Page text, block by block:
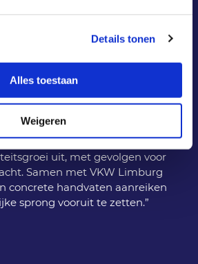
Details tonen
Alles toestaan
Weigeren
een unieke kans om hun
een stevige impuls te geven,”
Senior Director bij
Zonder gerichte
en automatisering
uit, met gevolgen voor
Samen met VKW Limburg
concrete handvaten aanreiken
sprong vooruit te zetten.”